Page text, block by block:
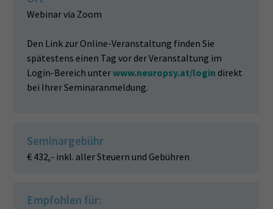
Webinar via Zoom
Den Link zur Online-Veranstaltung finden Sie
spätestens einen Tag vor der Veranstaltung im
Login-Bereich unterwww.neuropsy.at/login direkt
bei Ihrer Seminaranmeldung.
Seminargebühr
€ 432,- inkl. aller Steuern und Gebühren
Empfohlen für: